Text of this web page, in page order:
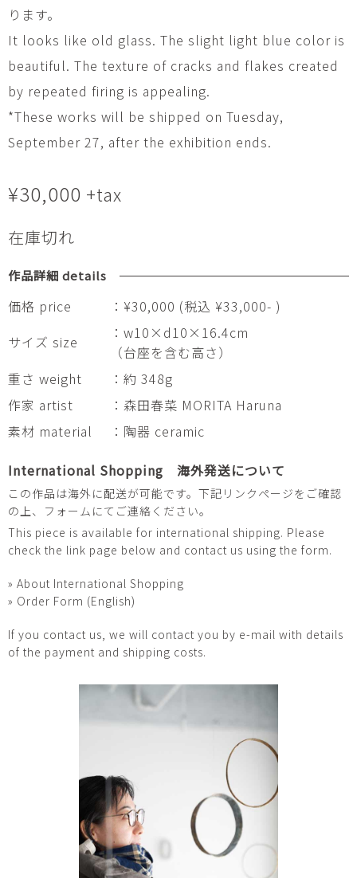
ります。
It looks like old glass. The slight light blue color is
beautiful. The texture of cracks and flakes created
by repeated firing is appealing.
*These works will be shipped on Tuesday,
September 27, after the exhibition ends.
¥30,000 +tax
在庫切れ
作品詳細 details
価格 price
：¥30,000 (税込 ¥33,000- )
サイズ size
：w10×d10×16.4cm
（台座を含む高さ）
重さ weight
：約 348g
作家 artist
：森田春菜 MORITA Haruna
素材 material
：陶器 ceramic
International Shopping 海外発送について
この作品は海外に配送が可能です。下記リンクページをご確認
の上、フォームにてご連絡ください。
This piece is available for international shipping. Please
check the link page below and contact us using the form.
» About International Shopping
» Order Form (English)
If you contact us, we will contact you by e-mail with details
of the payment and shipping costs.